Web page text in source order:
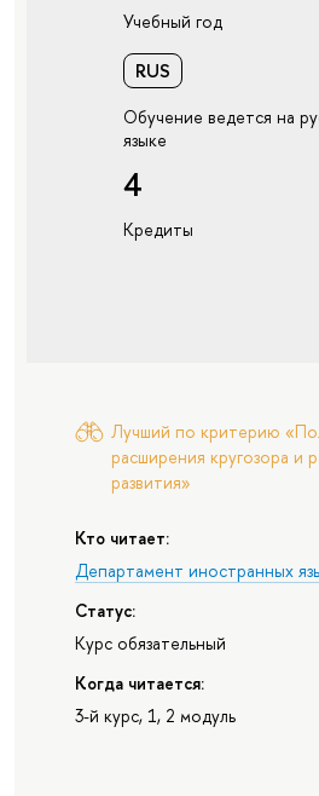
Учебный год
RUS
Обучение ведется на
языке
4
Кредиты
Лучший по критерию
расширения кругозора и
развития»
Кто читает:
Департамент иностранных
Статус:
Курс обязательный
Когда читается:
3-й курс, 1, 2 модуль